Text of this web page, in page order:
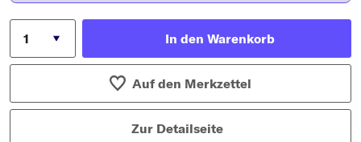
In den Warenkorb
Auf den Merkzettel
Zur Detailseite